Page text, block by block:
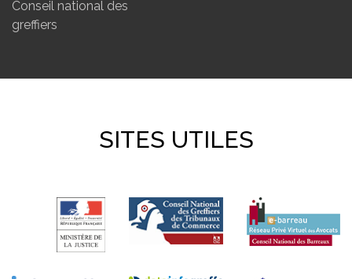
Conseil national des
greffiers
SITES UTILES